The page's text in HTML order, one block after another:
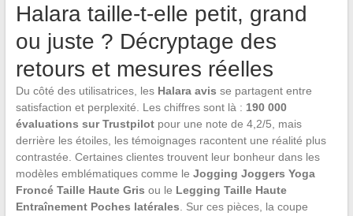
Halara taille-t-elle petit, grand
ou juste ? Décryptage des
retours et mesures réelles
Du côté des utilisatrices, les Halara avis se partagent entre
satisfaction et perplexité. Les chiffres sont là : 190 000
évaluations sur Trustpilotpour une note de 4,2/5, mais
derrière les étoiles, les témoignages racontent une réalité plus
contrastée. Certaines clientes trouvent leur bonheur dans les
modèles emblématiques comme le Jogging Joggers Yoga
Froncé Taille Haute Gris ou le Legging Taille Haute
Entraînement Poches latérales . Sur ces pièces, la coupe